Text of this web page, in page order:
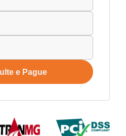
e Pague